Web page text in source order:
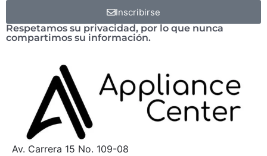
Inscribirse
Respetamos su privacidad, por lo que nunca
compartimos su información.
Av. Carrera 15 No. 109-08